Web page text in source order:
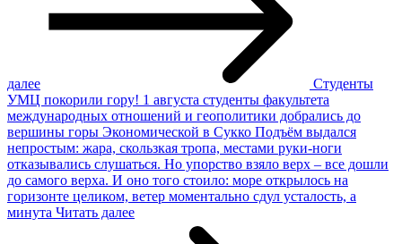
далее
Студенты
УМЦ покорили гору! 1 августа студенты факультета
международных отношений и геополитики добрались до
вершины горы Экономической в Сукко Подъём выдался
непростым: жара, скользкая тропа, местами руки-ноги
отказывались слушаться. Но упорство взяло верх – все дошли
до самого верха. И оно того стоило: море открылось на
горизонте целиком, ветер моментально сдул усталость, а
минута Читать далее